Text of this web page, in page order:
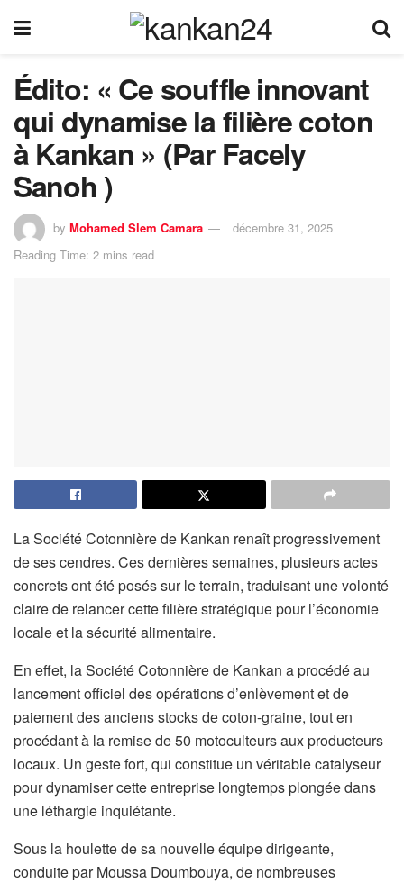
Édito: « Ce souffle innovant
qui dynamise la filière coton
à Kankan » (Par Facely
Sanoh )
by Mohamed Slem Camara
décembre 31, 2025
Reading Time: 2 mins read
La Société Cotonnière de Kankan renaît progressivement
de ses cendres. Ces dernières semaines, plusieurs actes
concrets ont été posés sur le terrain, traduisant une volonté
claire de relancer cette filière stratégique pour l’économie
locale et la sécurité alimentaire.
En effet, la Société Cotonnière de Kankan a procédé au
lancement officiel des opérations d’enlèvement et de
paiement des anciens stocks de coton-graine, tout en
procédant à la remise de 50 motoculteurs aux producteurs
locaux. Un geste fort, qui constitue un véritable catalyseur
pour dynamiser cette entreprise longtemps plongée dans
une léthargie inquiétante.
Sous la houlette de sa nouvelle équipe dirigeante,
conduite par Moussa Doumbouya, de nombreuses